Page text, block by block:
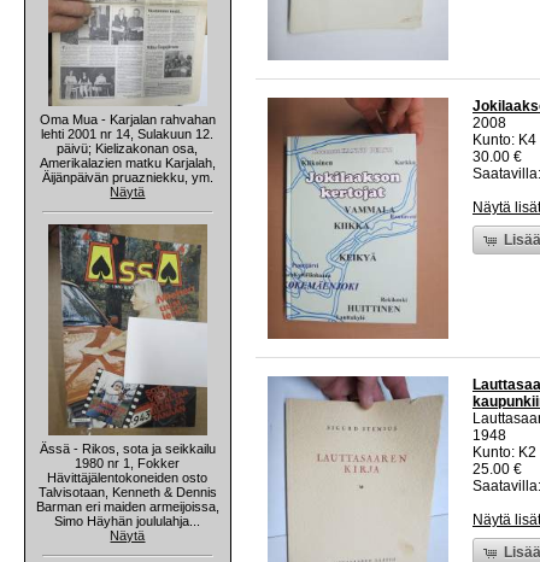
Oma Mua - Karjalan rahvahan
lehti 2001 nr 14, Sulakuun 12.
päivü; Kielizakonan osa,
Amerikalazien matku Karjalah,
Äijänpäivän pruazniekku, ym.
Näytä
Ässä - Rikos, sota ja seikkailu
1980 nr 1, Fokker
Hävittäjälentokoneiden osto
Talvisotaan, Kenneth & Dennis
Barman eri maiden armeijoissa,
Simo Häyhän joululahja...
Näytä
2008
Kunto:
30.00 €
Näytä
1948
Kunto:
25.00 €
Näytä